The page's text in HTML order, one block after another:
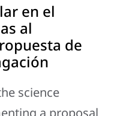
en el
al
de
science
a proposal